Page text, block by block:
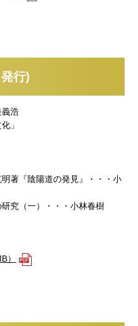
行)
義浩
」
明著『陰陽道の発見』・・・小
研究（一）・・・小林春樹
）